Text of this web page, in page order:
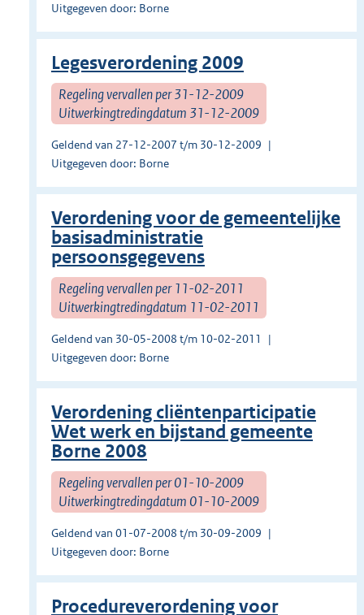
Uitgegeven door: Borne
Legesverordening 2009
Regeling vervallen per 31-12-2009
Uitwerkingtredingdatum 31-12-2009
Geldend van 27-12-2007 t/m 30-12-2009
Uitgegeven door: Borne
Verordening voor de gemeentelijke
basisadministratie
persoonsgegevens
Regeling vervallen per 11-02-2011
Uitwerkingtredingdatum 11-02-2011
Geldend van 30-05-2008 t/m 10-02-2011
Uitgegeven door: Borne
Verordening cliëntenparticipatie
Wet werk en bijstand gemeente
Borne 2008
Regeling vervallen per 01-10-2009
Uitwerkingtredingdatum 01-10-2009
Geldend van 01-07-2008 t/m 30-09-2009
Uitgegeven door: Borne
Procedureverordening voor